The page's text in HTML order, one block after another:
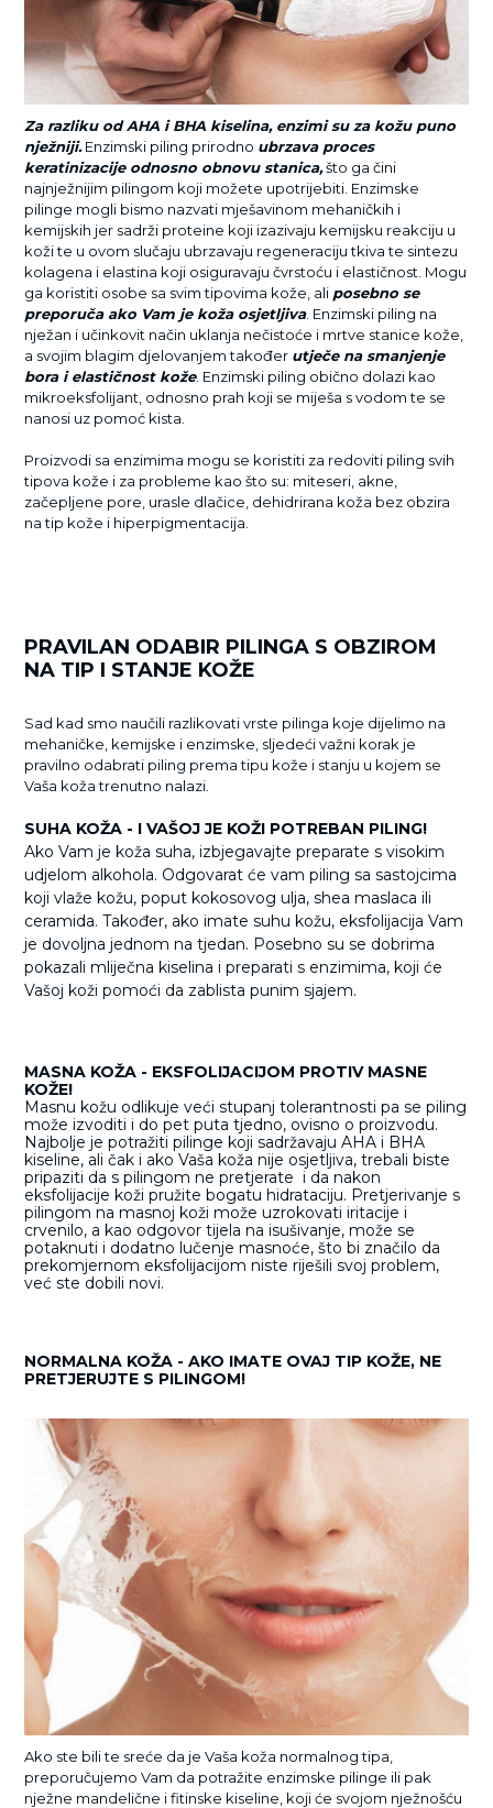
Za razliku od AHA i BHA kiselina, enzimi su za kožu puno
nježniji.Enzimski piling prirodno ubrzava proces
keratinizacije odnosno obnovu stanica,što ga čini
najnježnijim pilingom koji možete upotrijebiti. Enzimske
pilinge mogli bismo nazvati mješavinom mehaničkih i
kemijskih jer sadrži proteine koji izazivaju kemijsku reakciju u
koži te u ovom slučaju ubrzavaju regeneraciju tkiva te sintezu
kolagena i elastina koji osiguravaju čvrstoću i elastičnost. Mogu
ga koristiti osobe sa svim tipovima kože, ali posebno se
preporuča ako Vam je koža osjetljiva. Enzimski piling na
nježan i učinkovit način uklanja nečistoće i mrtve stanice kože,
a svojim blagim djelovanjem također utječe na smanjenje
bora i elastičnost kože. Enzimski piling obično dolazi kao
mikroeksfolijant, odnosno prah koji se miješa s vodom te se
nanosi uz pomoć kista.
Proizvodi sa enzimima mogu se koristiti za redoviti piling svih
tipova kože i za probleme kao što su: miteseri, akne,
začepljene pore, urasle dlačice, dehidrirana koža bez obzira
na tip kože i hiperpigmentacija.
PRAVILAN ODABIR PILINGA S OBZIROM
NA TIP I STANJE KOŽE
Sad kad smo naučili razlikovati vrste pilinga koje dijelimo na
mehaničke, kemijske i enzimske, sljedeći važni korak je
pravilno odabrati piling prema tipu kože i stanju u kojem se
Vaša koža trenutno nalazi.
SUHA KOŽA - I VAŠOJ JE KOŽI POTREBAN PILING!
Ako Vam je koža suha, izbjegavajte preparate s visokim
udjelom alkohola. Odgovarat će vam piling sa sastojcima
koji vlaže kožu, poput kokosovog ulja, shea maslaca ili
ceramida. Također, ako imate suhu kožu, eksfolijacija Vam
je dovoljna jednom na tjedan. Posebno su se dobrima
pokazali mliječna kiselina i preparati s enzimima, koji će
Vašoj koži pomoći da zablista punim sjajem.
MASNA KOŽA - EKSFOLIJACIJOM PROTIV MASNE
KOŽE!
Masnu kožu odlikuje veći stupanj tolerantnosti pa se piling
može izvoditi i do pet puta tjedno, ovisno o proizvodu.
Najbolje je potražiti pilinge koji sadržavaju AHA i BHA
kiseline, ali čak i ako Vaša koža nije osjetljiva, trebali biste
pripaziti da s pilingom ne pretjerate i da nakon
eksfolijacije koži pružite bogatu hidrataciju. Pretjerivanje s
pilingom na masnoj koži može uzrokovati iritacije i
crvenilo, a kao odgovor tijela na isušivanje, može se
potaknuti i dodatno lučenje masnoće, što bi značilo da
prekomjernom eksfolijacijom niste riješili svoj problem,
već ste dobili novi.
NORMALNA KOŽA - AKO IMATE OVAJ TIP KOŽE, NE
PRETJERUJTE S PILINGOM!
Ako ste bili te sreće da je Vaša koža normalnog tipa,
preporučujemo Vam da potražite enzimske pilinge ili pak
nježne mandelične i fitinske kiseline, koji će svojom nježnošću